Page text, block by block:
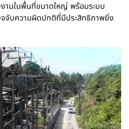
s
i
w
t
a
b
งานในพื้นที่ขนาดใหญ่ พร้อมระบบ
จจับความผิดปกติที่มีประสิทธิภาพยิ่ง